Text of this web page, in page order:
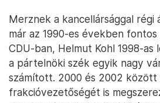
Merznek a kancellársággal régi
már az 1990-es években
CDU-ban, Helmut Kohl 1998-as
a pártelnöki szék egyik nagy
számított. 2000 és 2002 között
frakcióvezetőségét is